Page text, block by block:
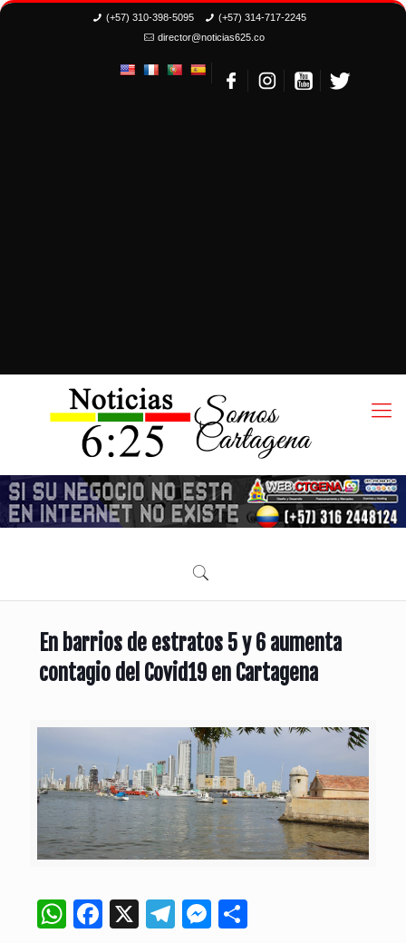
(+57) 310-398-5095
(+57) 314-717-2245
director@noticias625.co
En barrios de estratos 5 y 6 aumenta
contagio del Covid19 en Cartagena
WhatsApp
Facebook
X Telegram
Messenger